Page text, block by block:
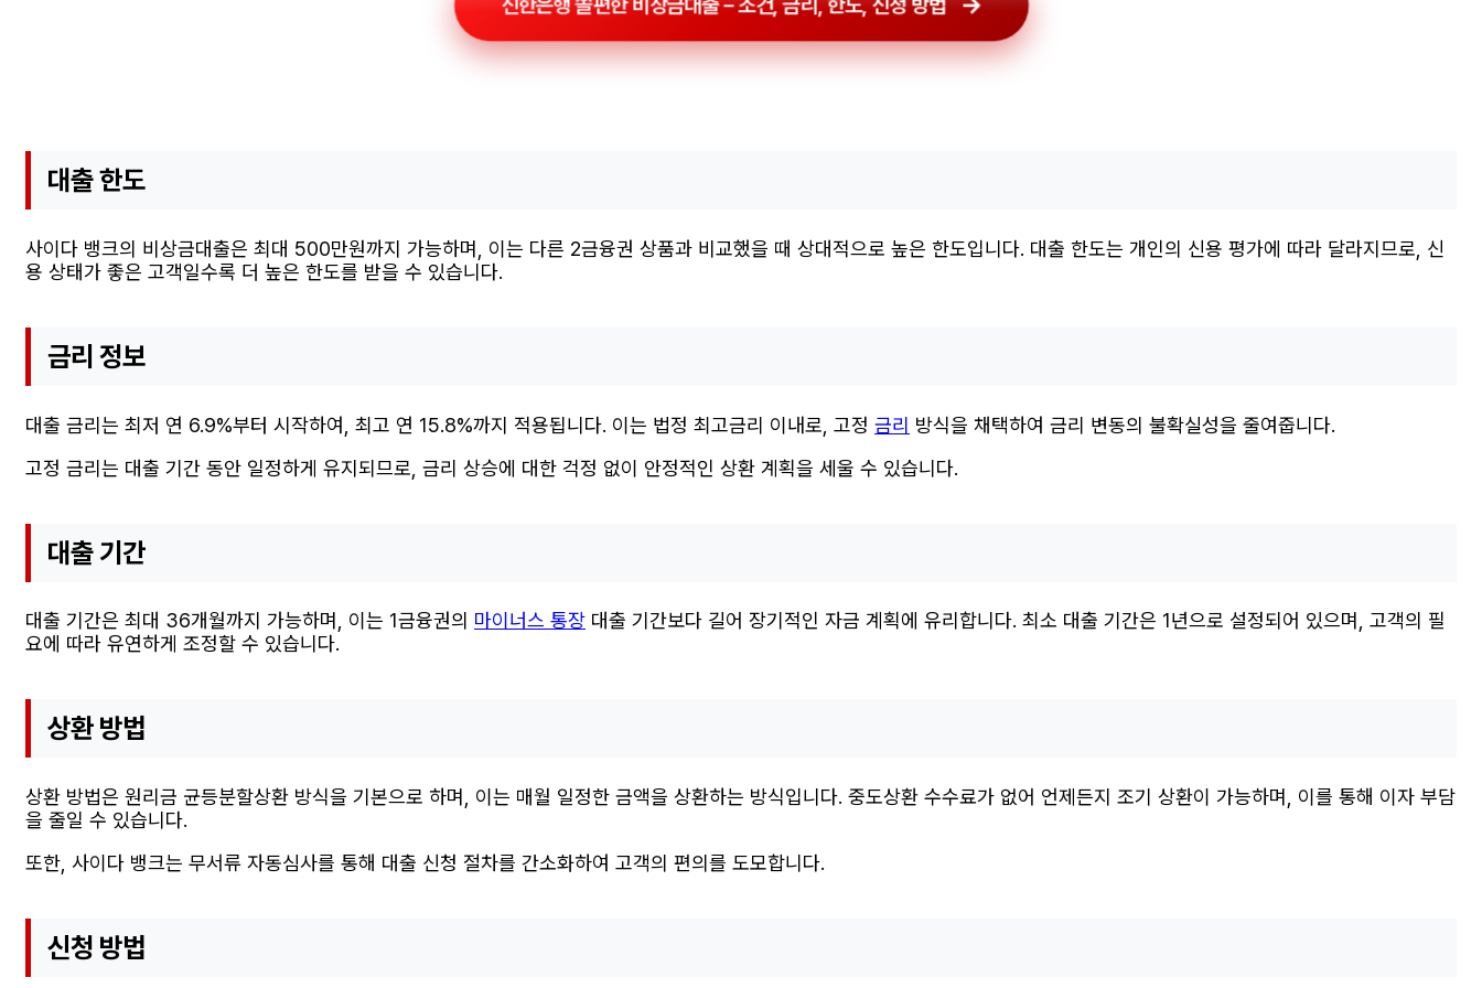
대출 한도
사이다 뱅크의 비상금대출은 최대 500만원까지 가능하며, 이는 다른 2금융권 상품과 비교했을 때 상대적으로 높은 한도입니다. 대출 한도는 개인의 신용 평가에 따라 달라지므로, 신
용 상태가 좋은 고객일수록 더 높은 한도를 받을 수 있습니다.
금리 정보
대출 금리는 최저 연 6.9%부터 시작하여, 최고 연 15.8%까지 적용됩니다. 이는 법정 최고금리 이내로, 고정 금리 방식을 채택하여 금리 변동의 불확실성을 줄여줍니다.
고정 금리는 대출 기간 동안 일정하게 유지되므로, 금리 상승에 대한 걱정 없이 안정적인 상환 계획을 세울 수 있습니다.
대출 기간
대출 기간은 최대 36개월까지 가능하며, 이는 1금융권의 마이너스 통장 대출 기간보다 길어 장기적인 자금 계획에 유리합니다. 최소 대출 기간은 1년으로 설정되어 있으며, 고객의 필
요에 따라 유연하게 조정할 수 있습니다.
상환 방법
상환 방법은 원리금 균등분할상환 방식을 기본으로 하며, 이는 매월 일정한 금액을 상환하는 방식입니다. 중도상환 수수료가 없어 언제든지 조기 상환이 가능하며, 이를 통해 이자 부담
을 줄일 수 있습니다.
또한, 사이다 뱅크는 무서류 자동심사를 통해 대출 신청 절차를 간소화하여 고객의 편의를 도모합니다.
신청 방법